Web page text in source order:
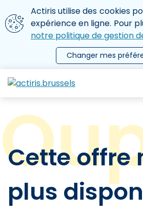
Aller au contenu principal
Nous utilisons des cookies
Actiris utilise des cookies
expérience en ligne. Pour
notre politique de gestion
Changer mes
le menu
Cette offre
plus